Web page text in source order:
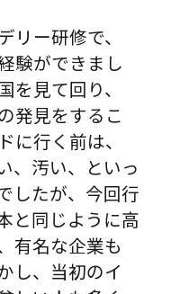
ー研修で、
験ができまし
を見て回り、
発見をするこ
に行く前は、
、汚い、といっ
したが、今回行
と同じように高
有名な企業も
し、当初のイ